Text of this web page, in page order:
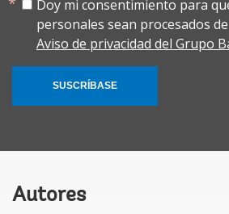
Doy mi consentimiento para
personales sean procesados
Aviso de privacidad del Grupo
SUSCRÍBASE
Autores